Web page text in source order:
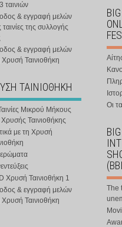
ταινιών
& εγγραφή μελών
ταινίες της συλλογής
& εγγραφή μελών
Χρυσή Ταινιοθήκη
ΤΑΙΝΙΟΘΗΚΗ
Μικρού Μήκους
Χρυσής Ταινιοθήκης
με τη Χρυσή
Χρυσή Ταινιοθήκη 1
& εγγραφή μελών
Χρυσή Ταινιοθήκη
Οι
The